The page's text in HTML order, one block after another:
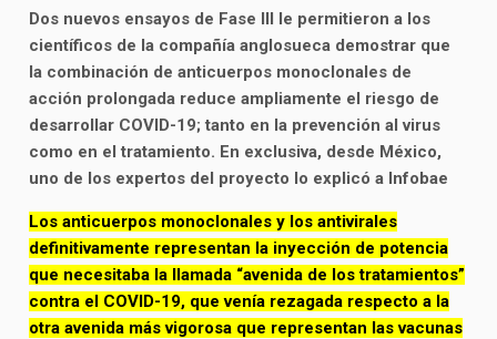
Dos nuevos ensayos de Fase III le permitieron a los
científicos de la compañía anglosueca demostrar que
la combinación de anticuerpos monoclonales de
acción prolongada reduce ampliamente el riesgo de
desarrollar COVID-19; tanto en la prevención al virus
como en el tratamiento. En exclusiva, desde México,
uno de los expertos del proyecto lo explicó a Infobae
Los anticuerpos monoclonales y los antivirales
definitivamente representan la inyección de potencia
que necesitaba la llamada “avenida de los tratamientos”
contra el COVID-19, que venía rezagada respecto a la
otra avenida más vigorosa que representan las vacunas